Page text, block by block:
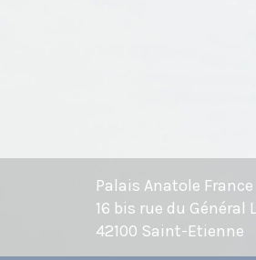
Palais Anatole France
16 bis rue du Général
42100 Saint-Etienne